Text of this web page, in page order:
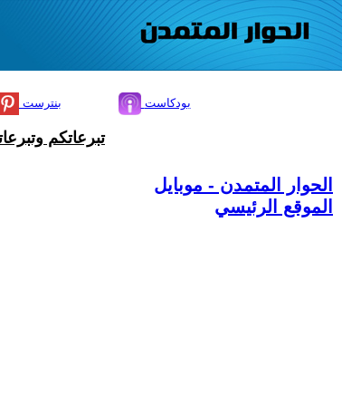
بنترست بودكاست
تبرعاتكم
الحوار المتمدن - موبايل
الموقع الرئيسي